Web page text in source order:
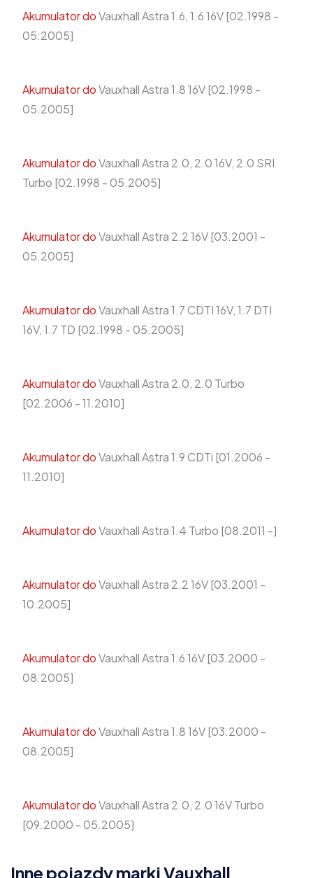
Akumulator doVauxhall Astra 1.6, 1.6 16V [02.1998 -
05.2005]
Akumulator doVauxhall Astra 1.8 16V [02.1998 -
05.2005]
Akumulator doVauxhall Astra 2.0, 2.0 16V, 2.0 SRI
Turbo [02.1998 - 05.2005]
Akumulator doVauxhall Astra 2.2 16V [03.2001 -
05.2005]
Akumulator doVauxhall Astra 1.7 CDTI 16V, 1.7 DTI
16V, 1.7 TD [02.1998 - 05.2005]
Akumulator doVauxhall Astra 2.0, 2.0 Turbo
[02.2006 - 11.2010]
Akumulator doVauxhall Astra 1.9 CDTi [01.2006 -
11.2010]
Akumulator doVauxhall Astra 1.4 Turbo [08.2011 -]
Akumulator doVauxhall Astra 2.2 16V [03.2001 -
10.2005]
Akumulator doVauxhall Astra 1.6 16V [03.2000 -
08.2005]
Akumulator doVauxhall Astra 1.8 16V [03.2000 -
08.2005]
Akumulator doVauxhall Astra 2.0, 2.0 16V Turbo
[09.2000 - 05.2005]
Inne pojazdy marki Vauxhall